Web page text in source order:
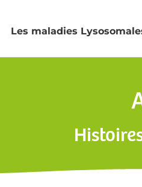
Les maladies